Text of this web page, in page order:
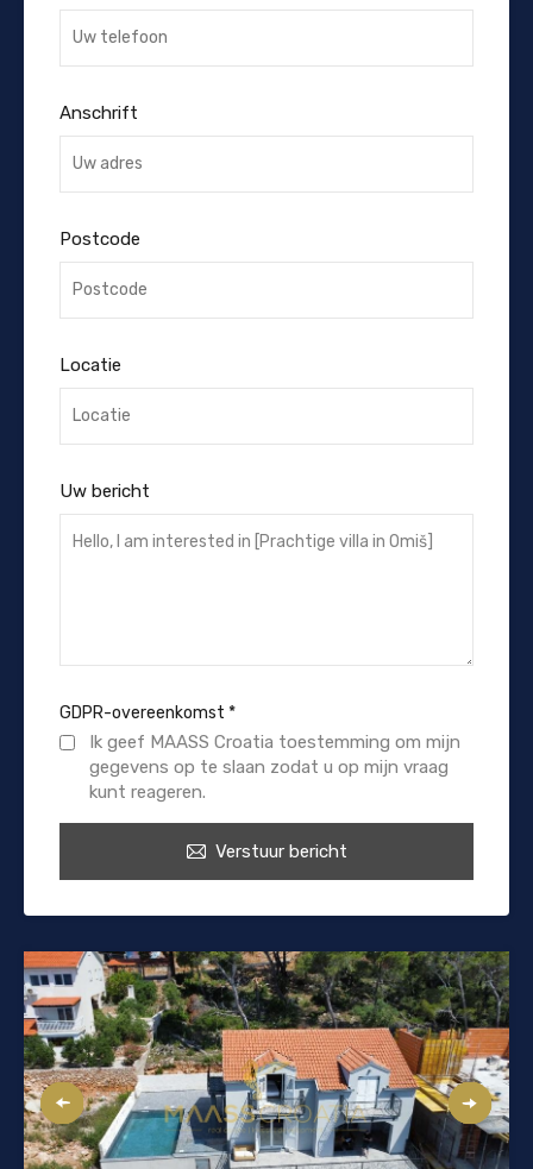
Anschrift
Postcode
Locatie
Uw bericht
GDPR-overeenkomst *
Ik geef MAASS Croatia toestemming om mijn
gegevens op te slaan zodat u op mijn vraag
kunt reageren.
Verstuur bericht